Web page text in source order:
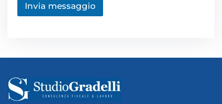
Invia messaggio